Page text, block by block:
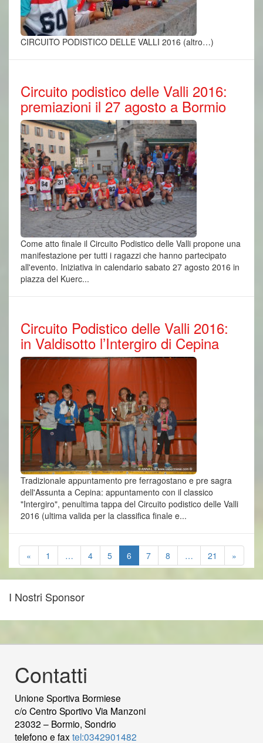
CIRCUITO PODISTICO DELLE VALLI 2016 (altro…)
Circuito podistico delle Valli 2016:
premiazioni il 27 agosto a Bormio
Come atto finale il Circuito Podistico delle Valli propone una
manifestazione per tutti i ragazzi che hanno partecipato
all'evento. Iniziativa in calendario sabato 27 agosto 2016 in
piazza del Kuerc...
Circuito Podistico delle Valli 2016:
in Valdisotto l’Intergiro di Cepina
Tradizionale appuntamento pre ferragostano e pre sagra
dell'Assunta a Cepina: appuntamento con il classico
"Intergiro", penultima tappa del Circuito podistico delle Valli
2016 (ultima valida per la classifica finale e...
« 1 … 4 5 6 7 8 … 21 »
I Nostri Sponsor
Contatti
Unione Sportiva Bormiese
c/o Centro Sportivo Via Manzoni
23032 – Bormio, Sondrio
telefono e fax tel:0342901482